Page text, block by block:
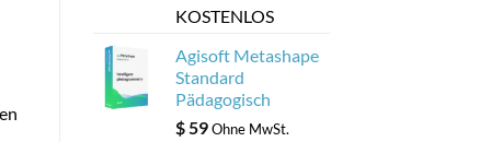
KOSTENLOS
Agisoft Metashape
Standard
Pädagogisch
$59 Ohne MwSt.